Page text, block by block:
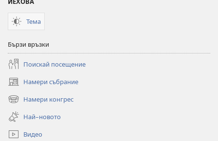
Тема
Бързи връзки
Поискай посещение
Намери събрание
(отваря
нов
прозорец)
Намери конгрес
(отваря
нов
прозорец)
Най–новото
Видео